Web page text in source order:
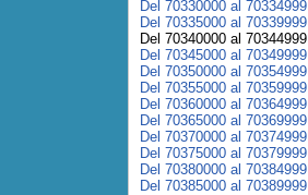
Del 70330000 al 70334999
Del 70335000 al 70339999
Del 70340000 al 70344999
Del 70345000 al 70349999
Del 70350000 al 70354999
Del 70355000 al 70359999
Del 70360000 al 70364999
Del 70365000 al 70369999
Del 70370000 al 70374999
Del 70375000 al 70379999
Del 70380000 al 70384999
Del 70385000 al 70389999